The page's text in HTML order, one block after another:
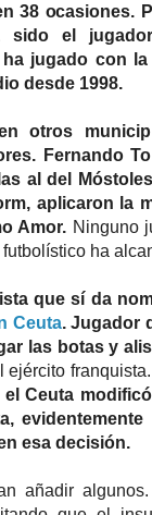
38 ocasiones.
sido el
jugado con
desde 1998.
otros
Fernando
al del
aplicaron la
Amor. Ninguno
ha
que sí da
Ceuta. Jugador
las botas y
ejército
el Ceuta
esa decisión.
añadir